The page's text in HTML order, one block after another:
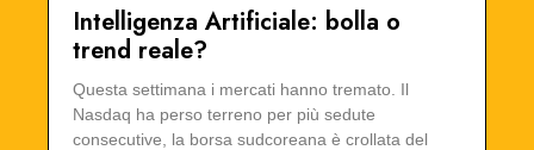
Intelligenza Artificiale: bolla o
trend reale?
Questa settimana i mercati hanno tremato. Il
Nasdaq ha perso terreno per più sedute
consecutive, la borsa sudcoreana è crollata del